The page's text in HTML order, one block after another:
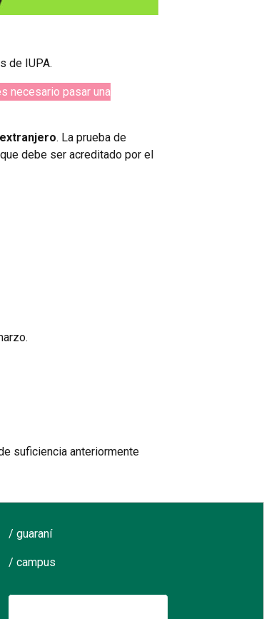
de IUPA.
necesario pasar una
. La prueba de
debe ser acreditado por el
suficiencia anteriormente
/ guaraní
/ campus
Buscar: